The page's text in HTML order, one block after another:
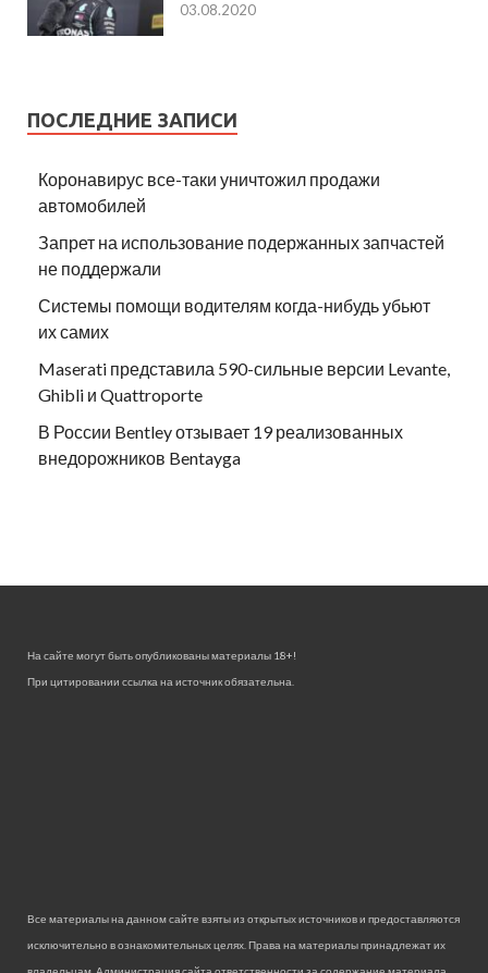
03.08.2020
ПОСЛЕДНИЕ ЗАПИСИ
Коронавирус все-таки уничтожил продажи
автомобилей
Запрет на использование подержанных запчастей
не поддержали
Системы помощи водителям когда-нибудь убьют
их самих
Maserati представила 590-сильные версии Levante,
Ghibli и Quattroporte
В России Bentley отзывает 19 реализованных
внедорожников Bentayga
На сайте могут быть опубликованы материалы 18+!
При цитировании ссылка на источник обязательна.
Все материалы на данном сайте взяты из открытых источников и предоставляются
исключительно в ознакомительных целях. Права на материалы принадлежат их